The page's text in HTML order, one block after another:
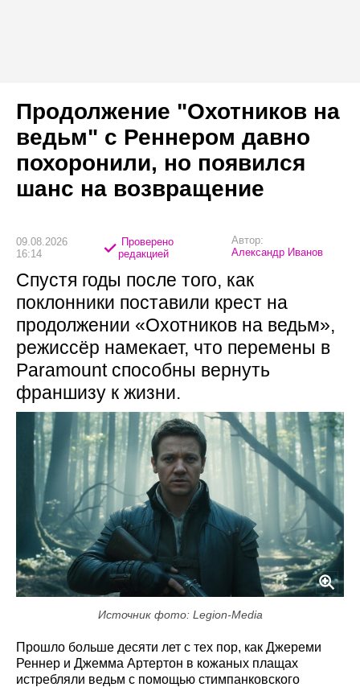
Продолжение "Охотников на
ведьм" с Реннером давно
похоронили, но появился
шанс на возвращение
09.08.2026
16:14
Проверено
редакцией
Автор:
Александр Иванов
Спустя годы после того, как
поклонники поставили крест на
продолжении «Охотников на ведьм»,
режиссёр намекает, что перемены в
Paramount способны вернуть
франшизу к жизни.
Источник фото: Legion-Media
Прошло больше десяти лет с тех пор, как Джереми
Реннер и Джемма Артертон в кожаных плащах
истребляли ведьм с помощью стимпанковского